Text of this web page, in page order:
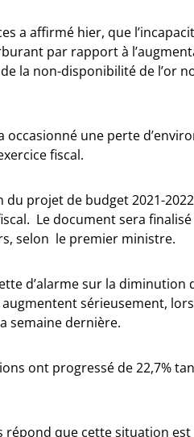
a affirmé hier, que
par rapport à
la non-disponibilité de l’or
une perte
fiscal.
du projet de budget 2021-
Le document sera
selon le premier ministre.
d’alarme sur la diminution
sérieusement,
semaine dernière.
ont progressé de 22,7%
répond que cette situation est